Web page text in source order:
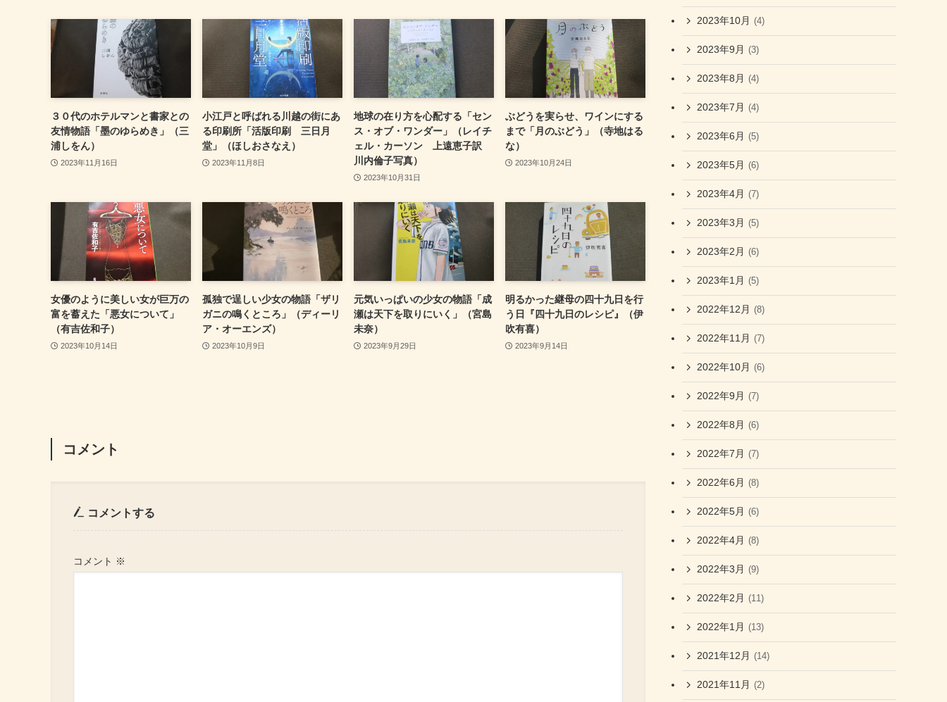
３０代のホテルマンと書家との
友情物語「墨のゆらめき」（三
浦しをん）
2023年11月16日
小江戸と呼ばれる川越の街にあ
る印刷所「活版印刷 三日月
堂」（ほしおさなえ）
2023年11月8日
地球の在り方を心配する「セン
ス・オブ・ワンダー」（レイチ
ェル・カーソン 上遠恵子訳
川内倫子写真）
2023年10月31日
ぶどうを実らせ、ワインにする
まで「月のぶどう」（寺地はる
な）
2023年10月24日
女優のように美しい女が巨万の
富を蓄えた「悪女について」
（有吉佐和子）
2023年10月14日
孤独で逞しい少女の物語「ザリ
ガニの鳴くところ」（ディーリ
ア・オーエンズ）
2023年10月9日
元気いっぱいの少女の物語「成
瀬は天下を取りにいく」（宮島
未奈）
2023年9月29日
明るかった継母の四十九日を行
う日『四十九日のレシピ』（伊
吹有喜）
2023年9月14日
コメント
コメントする
コメント ※
2023年10月 (4)
2023年9月 (3)
2023年8月 (4)
2023年7月 (4)
2023年6月 (5)
2023年5月 (6)
2023年4月 (7)
2023年3月 (5)
2023年2月 (6)
2023年1月 (5)
2022年12月 (8)
2022年11月 (7)
2022年10月 (6)
2022年9月 (7)
2022年8月 (6)
2022年7月 (7)
2022年6月 (8)
2022年5月 (6)
2022年4月 (8)
2022年3月 (9)
2022年2月 (11)
2022年1月 (13)
2021年12月 (14)
2021年11月 (2)